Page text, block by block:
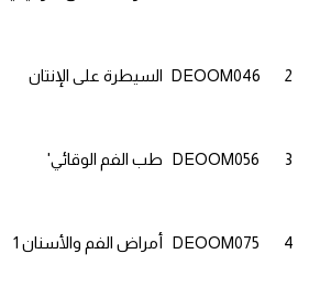
2
DEOOM046 السيطرة على الإنتان
3
DEOOM056 'طب الفم الوقائي
4
DEOOM075 أمراض الفم والأسنان 1